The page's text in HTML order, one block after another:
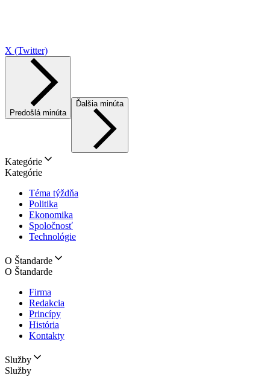
X (Twitter)
Predošlá minúta
Ďalšia minúta
Kategórie
Kategórie
Téma týždňa
Politika
Ekonomika
Spoločnosť
Technológie
O Štandarde
O Štandarde
Firma
Redakcia
Princípy
História
Kontakty
Služby
Služby